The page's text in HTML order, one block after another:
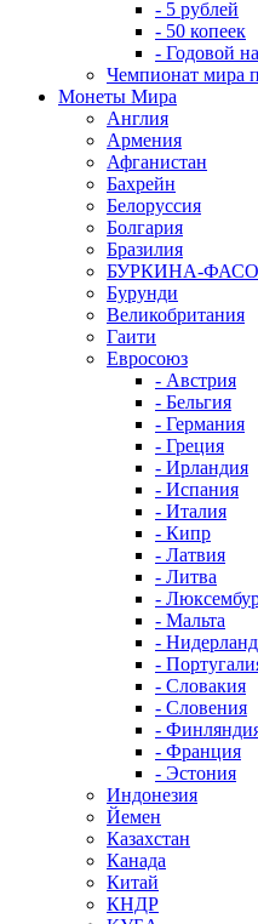
- 5 рублей
- 50 копеек
- Годовой
Чемпионат мира
Монеты Мира
Англия
Армения
Афганистан
Бахрейн
Белоруссия
Болгария
Бразилия
БУРКИНА-ФАСО
Бурунди
Великобритания
Гаити
Евросоюз
- Австрия
- Бельгия
- Германия
- Греция
- Ирландия
- Испания
- Италия
- Кипр
- Латвия
- Литва
-
- Мальта
-
-
- Словакия
- Словения
-
- Франция
- Эстония
Индонезия
Йемен
Казахстан
Канада
Китай
КНДР